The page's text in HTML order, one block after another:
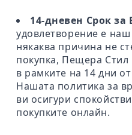
14-дневен Срок
удовлетворение е
някаква причина не
покупка, Пещера
в рамките на 14 дни
Нашата политика за
ви осигури
покупките онлайн.